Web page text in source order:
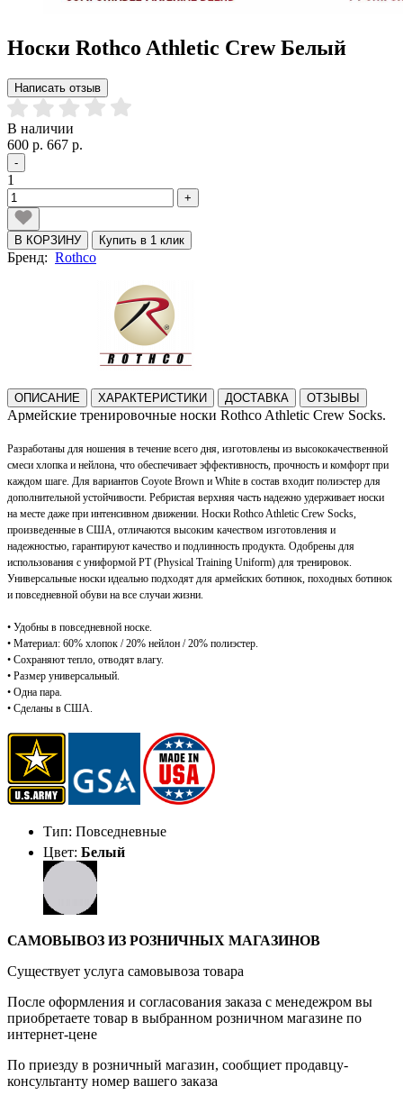
Носки Rothco Athletic Crew Белый
Написать отзыв
В наличии
600 р. 667 р.
-
1
+
В КОРЗИНУ Купить в 1 клик
Бренд: Rothco
ОПИСАНИЕ ХАРАКТЕРИСТИКИ ДОСТАВКА ОТЗЫВЫ
Армейские тренировочные носки Rothco Athletic Crew Socks.
Разработаны для ношения в течение всего дня, изготовлены из высококачественной
смеси хлопка и нейлона, что обеспечивает эффективность, прочность и комфорт при
каждом шаге. Для вариантов Coyote Brown и White в состав входит полиэстер для
дополнительной устойчивости. Ребристая верхняя часть надежно удерживает носки
на месте даже при интенсивном движении. Носки Rothco Athletic Crew Socks,
произведенные в США, отличаются высоким качеством изготовления и
надежностью, гарантируют качество и подлинность продукта. Одобрены для
использования с униформой PT (Physical Training Uniform) для тренировок.
Универсальные носки идеально подходят для армейских ботинок, походных ботинок
и повседневной обуви на все случаи жизни.
• Удобны в повседневной носке.
• Материал: 60% хлопок / 20% нейлон / 20% полиэстер.
• Сохраняют тепло, отводят влагу.
• Размер универсальный.
• Одна пара.
• Сделаны в США.
Тип: Повседневные
Цвет: Белый
САМОВЫВОЗ ИЗ РОЗНИЧНЫХ МАГАЗИНОВ
Существует услуга самовывоза товара
После оформления и согласования заказа с менедежром вы
приобретаете товар в выбранном розничном магазине по
интернет-цене
По приезду в розничный магазин, сообщиет продавцу-
консультанту номер вашего заказа